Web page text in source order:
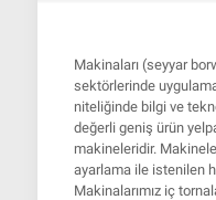
Makinaları (seyyar
sektörlerinde
niteliğinde bilgi ve
değerli geniş ürün
makineleridir.
ayarlama ile istenilen
Makinalarımız iç